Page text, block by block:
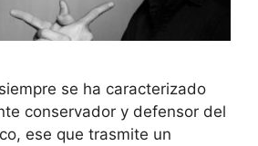
se ha caracterizado
conservador y defensor del
ese que trasmite un